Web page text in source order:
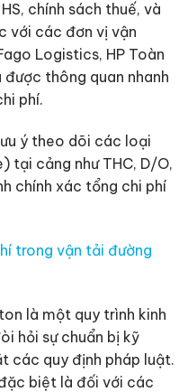
chính sách thuế, và
với các đơn vị vận
Logistics, HP Toàn
thông quan nhanh
phí.
ý theo dõi các loại
tại cảng như THC, D/O,
chính xác tổng chi phí
trong vận tải đường
là một quy trình kinh
hỏi sự chuẩn bị kỹ
các quy định pháp luật.
biệt là đối với các